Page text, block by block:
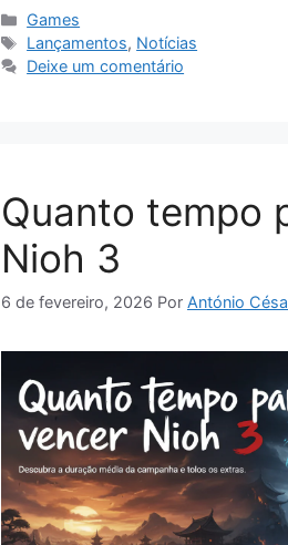
Categorias
Games
Tags
Lançamentos, Notícias
Deixe um comentário
Quanto tempo
Nioh 3
6 de fevereiro, 2026 Por António